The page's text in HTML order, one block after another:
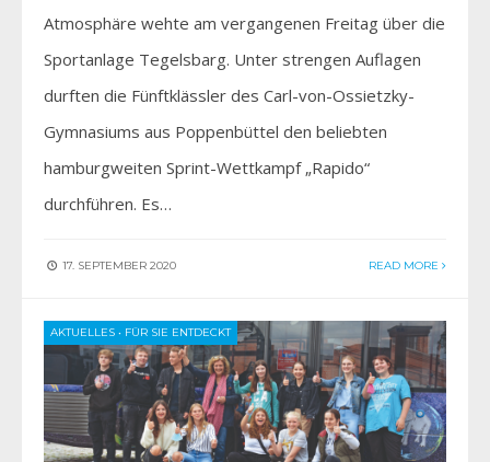
Atmosphäre wehte am vergangenen Freitag über die
Sportanlage Tegelsbarg. Unter strengen Auflagen
durften die Fünftklässler des Carl-von-Ossietzky-
Gymnasiums aus Poppenbüttel den beliebten
hamburgweiten Sprint-Wettkampf „Rapido“
durchführen. Es…
17. SEPTEMBER 2020 READ MORE
AKTUELLES • FÜR SIE ENTDECKT